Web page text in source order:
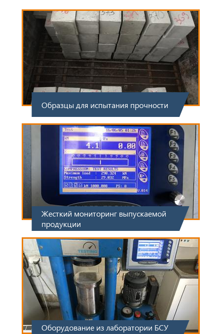
Образцы для испытания прочности
Жесткий мониторинг выпускаемой
продукции
Оборудование из лаборатории БСУ